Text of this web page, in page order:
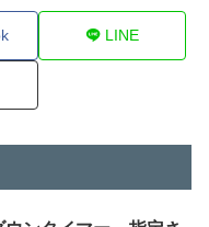
LINE